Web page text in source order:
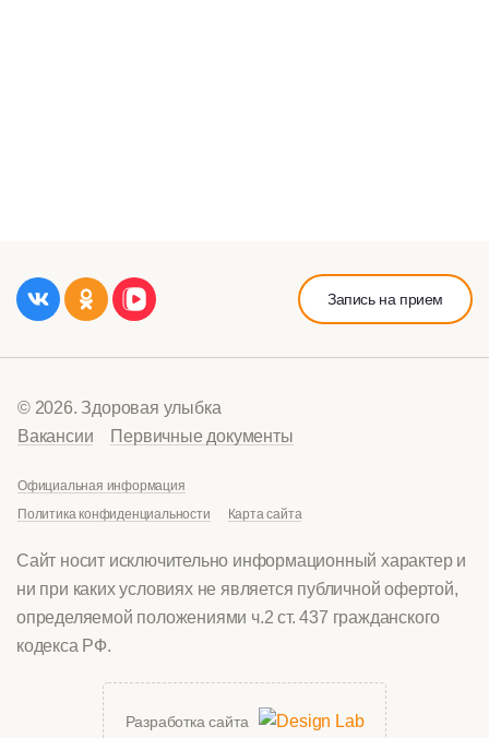
Запись на прием
© 2026. Здоровая улыбка
Вакансии
Первичные документы
Официальная информация
Политика конфиденциальности
Карта сайта
Сайт носит исключительно информационный характер и
ни при каких условиях не является публичной офертой,
определяемой положениями ч.2 ст. 437 гражданского
кодекса РФ.
Разработка сайта